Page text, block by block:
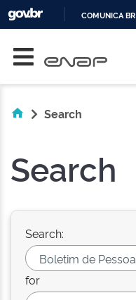
COMUNICA BR
Search
Search
Search:
for